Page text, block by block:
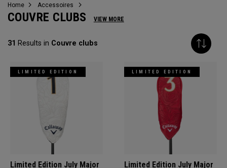
Home Accessoires
COUVRE CLUBS VIEW MORE
31 Results in Couvre clubs
LIMITED EDITION
Limited Edition July Major
LIMITED EDITION
Limited Edition July Major